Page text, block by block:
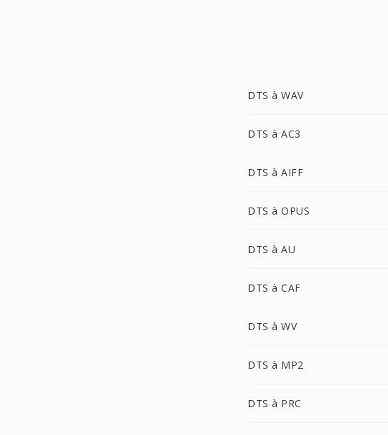
DTS à WAV
DTS à AC3
DTS à AIFF
DTS à OPUS
DTS à AU
DTS à CAF
DTS à WV
DTS à MP2
DTS à PRC